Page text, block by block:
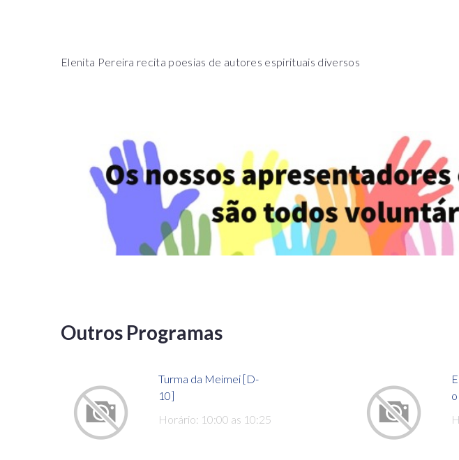
Elenita Pereira recita poesias de autores espirituais diversos
Outros Programas
Turma da Meimei [D-
10]
Horário: 10:00 as 10:25